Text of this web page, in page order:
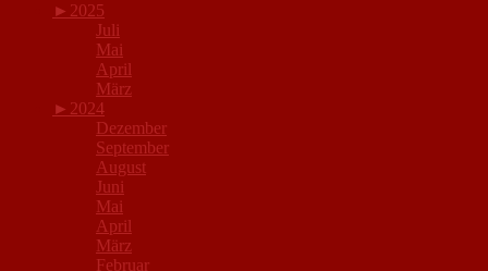
► 2025
Juli
Mai
April
März
► 2024
Dezember
September
August
Juni
Mai
April
März
Februar